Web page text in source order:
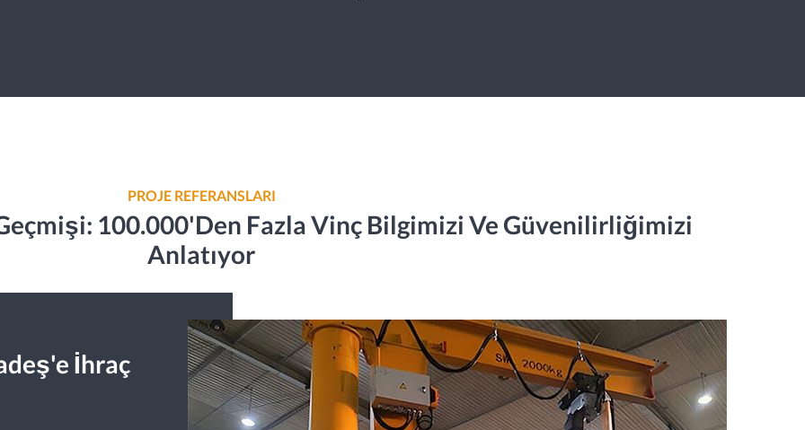
PROJE REFERANSLARI
100.000'den Fazla Vinç Bilgimizi Ve Güvenilirliğimizi
Anlatıyor
İhraç